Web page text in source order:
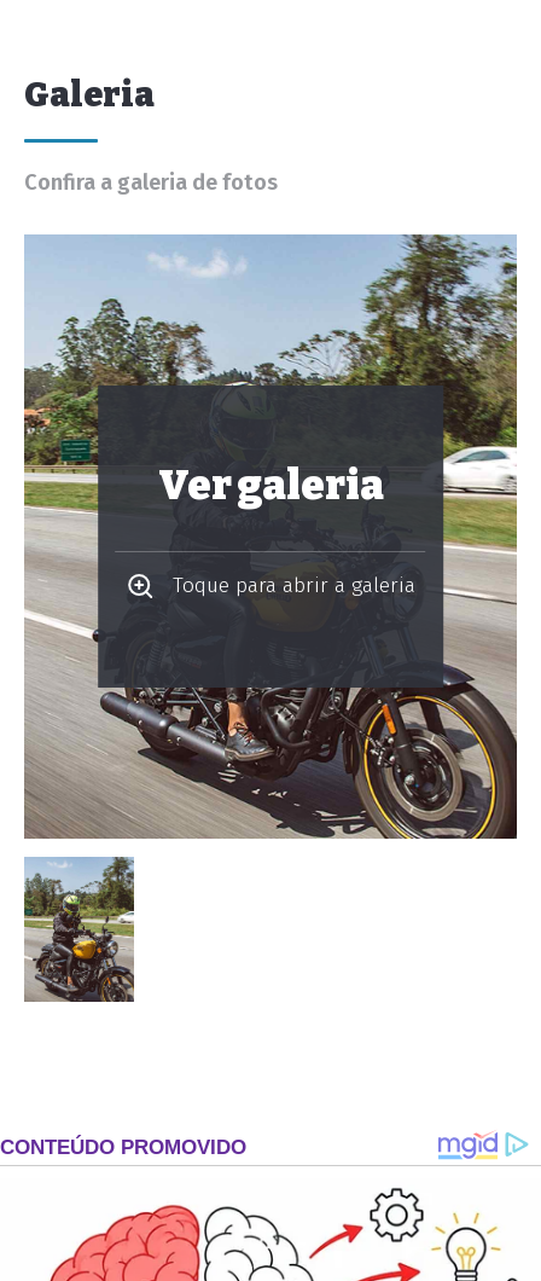
Galeria
Confira a galeria de fotos
Ver galeria
Toque para abrir a galeria